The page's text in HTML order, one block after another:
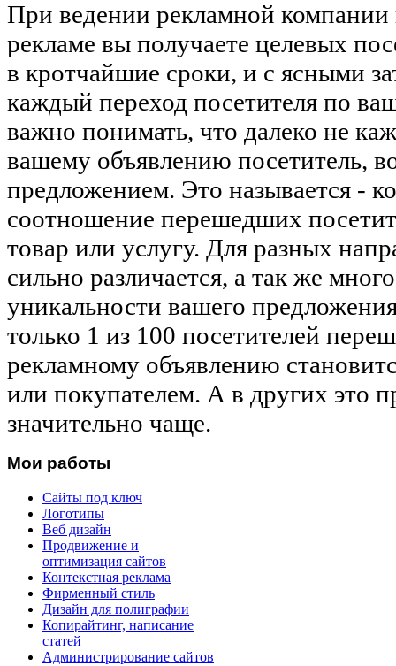
При ведении рекламной компании
рекламе вы получаете целевых
в кротчайшие сроки, и с ясными
каждый переход посетителя по
важно понимать, что далеко не
вашему объявлению посетитель,
предложением. Это называется -
соотношение перешедших
товар или услугу. Для разных
сильно различается, а так же
уникальности вашего
только 1 из 100 посетителей
рекламному объявлению
или покупателем. А в других это
значительно чаще.
Мои работы
Сайты под ключ
Логотипы
Веб дизайн
Продвижение и
оптимизация сайтов
Контекстная реклама
Фирменный стиль
Дизайн для полиграфии
Копирайтинг, написание
статей
Администрирование сайтов